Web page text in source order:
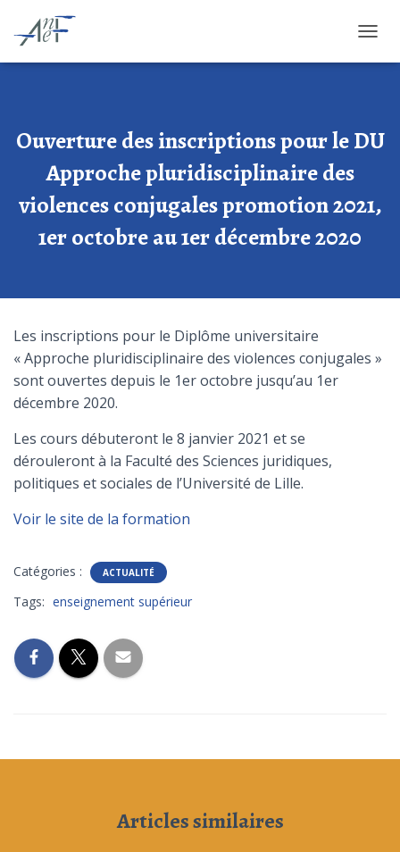
Ouverture des inscriptions pour le DU
Approche pluridisciplinaire des
violences conjugales promotion 2021,
1er octobre au 1er décembre 2020
Les inscriptions pour le Diplôme universitaire
« Approche pluridisciplinaire des violences conjugales »
sont ouvertes depuis le 1er octobre jusqu’au 1er
décembre 2020.
Les cours débuteront le 8 janvier 2021 et se
dérouleront à la Faculté des Sciences juridiques,
politiques et sociales de l’Université de Lille.
Voir le site de la formation
Catégories : ACTUALITÉ
Tags: enseignement supérieur
Articles similaires